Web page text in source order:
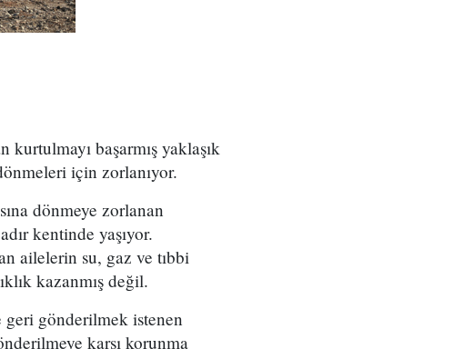
başarmış yaklaşık
için zorlanıyor.
dönmeye zorlanan
kentinde yaşıyor.
ailelerin su, gaz ve tıbbi
kazanmış değil.
geri gönderilmek istenen
karşı korunma